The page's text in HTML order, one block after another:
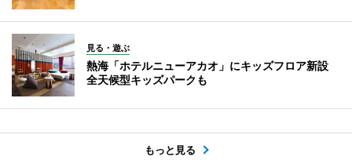
見る・遊ぶ
熱海「ホテルニューアカオ」にキッズフロア新設
全天候型キッズパークも
もっと見る